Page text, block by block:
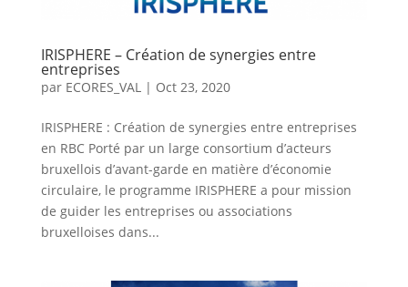
IRISPHERE – Création de synergies entre
entreprises
par ECORES_VAL| Oct 23, 2020
IRISPHERE : Création de synergies entre entreprises
en RBC Porté par un large consortium d’acteurs
bruxellois d’avant-garde en matière d’économie
circulaire, le programme IRISPHERE a pour mission
de guider les entreprises ou associations
bruxelloises dans...